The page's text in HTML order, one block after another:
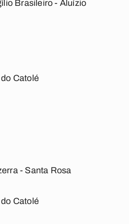
Brasileiro - Aluízio
Catolé
- Santa Rosa
Catolé